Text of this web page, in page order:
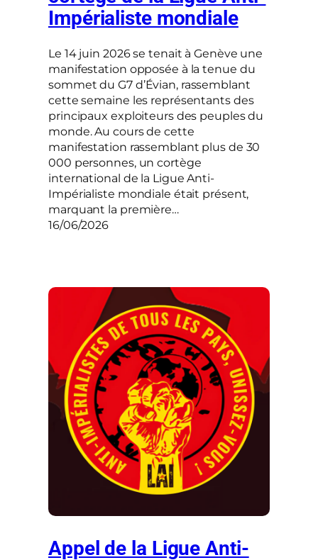
Impérialiste mondiale
Le 14 juin 2026 se tenait à Genève une
manifestation opposée à la tenue du
sommet du G7 d’Évian, rassemblant
cette semaine les représentants des
principaux exploiteurs des peuples du
monde. Au cours de cette
manifestation rassemblant plus de 30
000 personnes, un cortège
international de la Ligue Anti-
Impérialiste mondiale était présent,
marquant la première…
16/06/2026
Appel de la Ligue Anti-